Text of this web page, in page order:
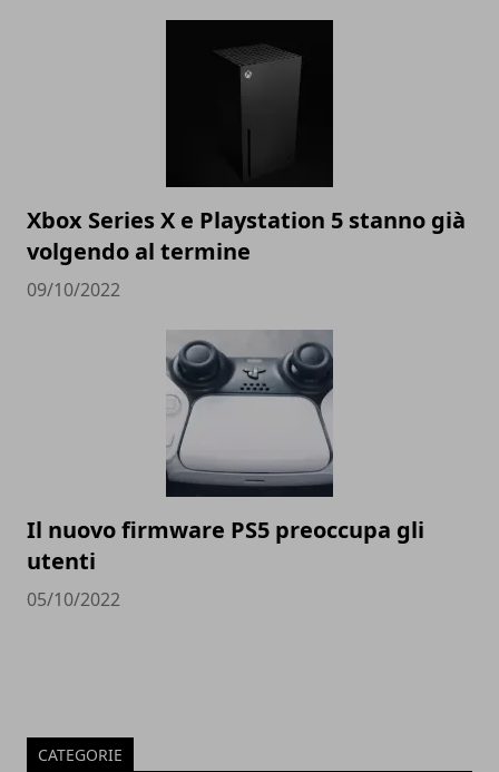
Xbox Series X e Playstation 5 stanno già
volgendo al termine
09/10/2022
Il nuovo firmware PS5 preoccupa gli
utenti
05/10/2022
CATEGORIE